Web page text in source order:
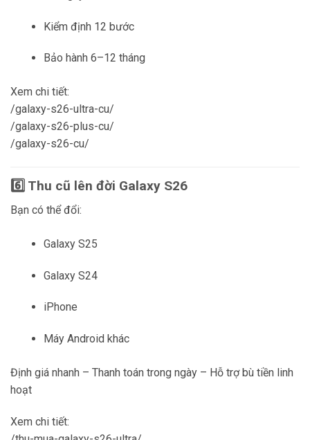
Kiểm định 12 bước
Bảo hành 6–12 tháng
Xem chi tiết:
/galaxy-s26-ultra-cu/
/galaxy-s26-plus-cu/
/galaxy-s26-cu/
6️⃣ Thu cũ lên đời Galaxy S26
Bạn có thể đổi:
Galaxy S25
Galaxy S24
iPhone
Máy Android khác
Định giá nhanh – Thanh toán trong ngày – Hỗ trợ bù tiền linh
hoạt
Xem chi tiết: